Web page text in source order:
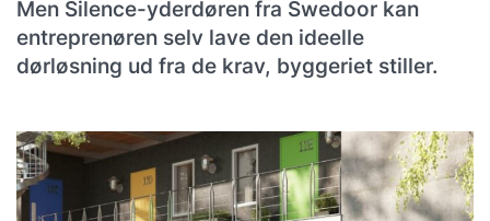
Men Silence-yderdøren fra Swedoor kan
entreprenøren selv lave den ideelle
dørløsning ud fra de krav, byggeriet stiller.